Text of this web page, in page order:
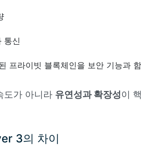
통신
프라이빗 블록체인을 보안 기능과
도가 아니라 유연성과 확장성이
3의 차이